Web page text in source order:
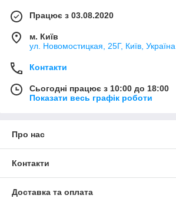
Працює з 03.08.2020
м. Київ
ул. Новомостицкая, 25Г, Київ, Україна
Контакти
Сьогодні працює з 10:00 до 18:00
Показати весь графік роботи
Про нас
Контакти
Доставка та оплата